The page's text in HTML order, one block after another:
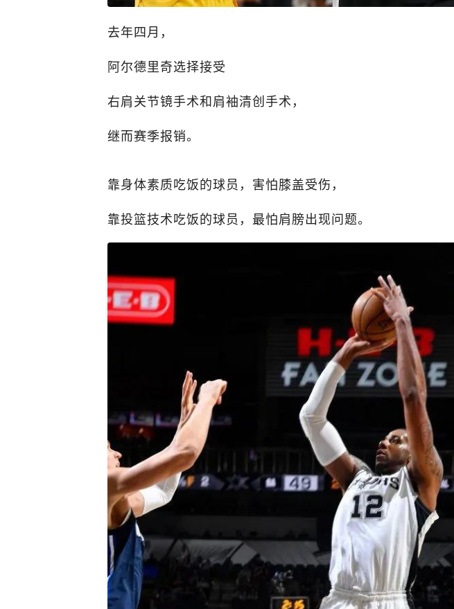
去年四月，
阿尔德里奇选择接受
右肩关节镜手术和肩袖清创手术，
继而赛季报销。
靠身体素质吃饭的球员，害怕膝盖受伤，
靠投篮技术吃饭的球员，最怕肩膀出现问题。